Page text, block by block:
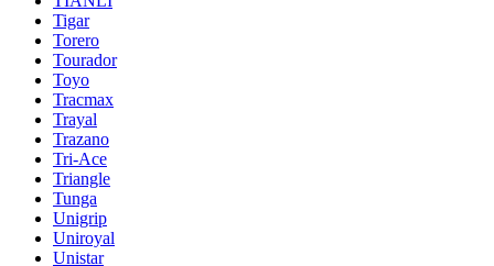
Tigar
Torero
Tourador
Toyo
Tracmax
Trayal
Trazano
Tri-Ace
Triangle
Tunga
Unigrip
Uniroyal
Unistar